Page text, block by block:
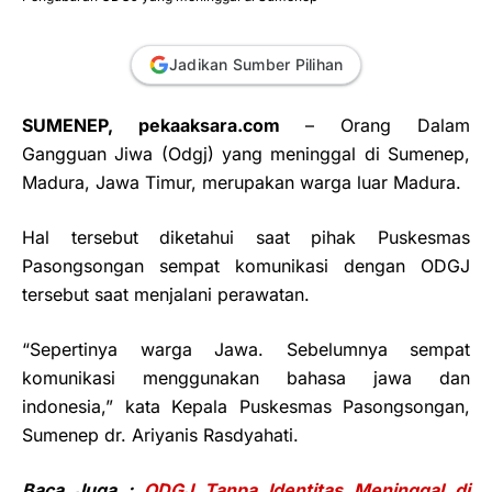
Jadikan Sumber Pilihan
SUMENEP, pekaaksara.com – Orang Dalam
Gangguan Jiwa (Odgj) yang meninggal di Sumenep,
Madura, Jawa Timur, merupakan warga luar Madura.
Hal tersebut diketahui saat pihak Puskesmas
Pasongsongan sempat komunikasi dengan ODGJ
tersebut saat menjalani perawatan.
“Sepertinya warga Jawa. Sebelumnya sempat
komunikasi menggunakan bahasa jawa dan
indonesia,” kata Kepala Puskesmas Pasongsongan,
Sumenep dr. Ariyanis Rasdyahati.